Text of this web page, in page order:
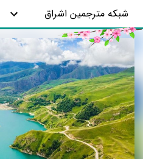
شبکه مترجمین اشراق